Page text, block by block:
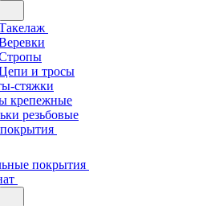
и тросы
стяжки
крепежные
резьбовые
покрытия